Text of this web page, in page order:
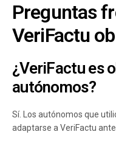
Preguntas
VeriFactu
¿VeriFactu es
autónomos?
Sí. Los autónomos que
adaptarse a VeriFactu